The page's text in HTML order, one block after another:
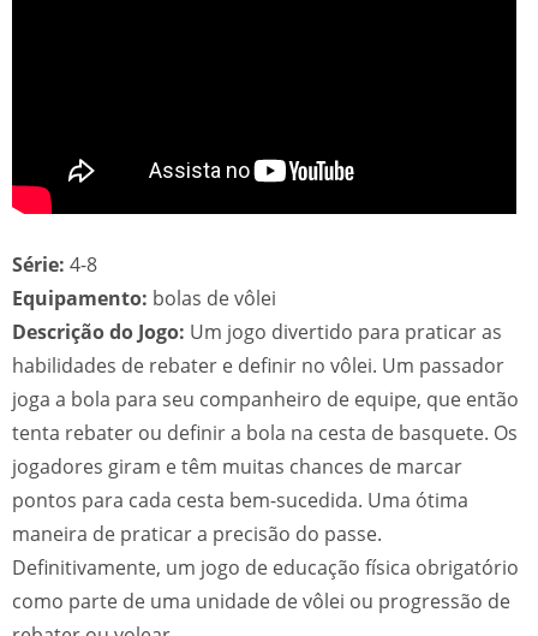
Série: 4-8
Equipamento: bolas de vôlei
Descrição do Jogo: Um jogo divertido para praticar as
habilidades de rebater e definir no vôlei. Um passador
joga a bola para seu companheiro de equipe, que então
tenta rebater ou definir a bola na cesta de basquete. Os
jogadores giram e têm muitas chances de marcar
pontos para cada cesta bem-sucedida. Uma ótima
maneira de praticar a precisão do passe.
Definitivamente, um jogo de educação física obrigatório
como parte de uma unidade de vôlei ou progressão de